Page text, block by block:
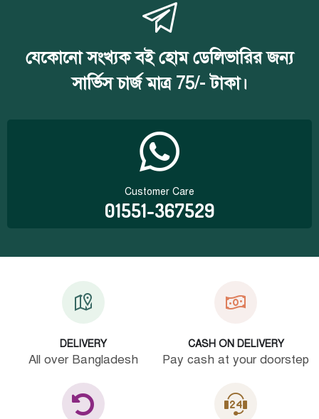
যেকোনো সংখ্যক বই হোম ডেলিভারির জন্য
সার্ভিস চার্জ মাত্র 75/- টাকা।
Customer Care
01551-367529
DELIVERY
All over Bangladesh
CASH ON DELIVERY
Pay cash at your doorstep